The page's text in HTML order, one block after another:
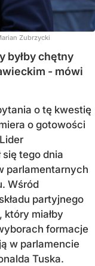
Zubrzycki
byłby chętny
- mówi
o tę kwestię
o gotowości
się tego dnia
parlamentarnych
Wśród
partyjnego
miałby
formacje
w parlamencie
Tuska.